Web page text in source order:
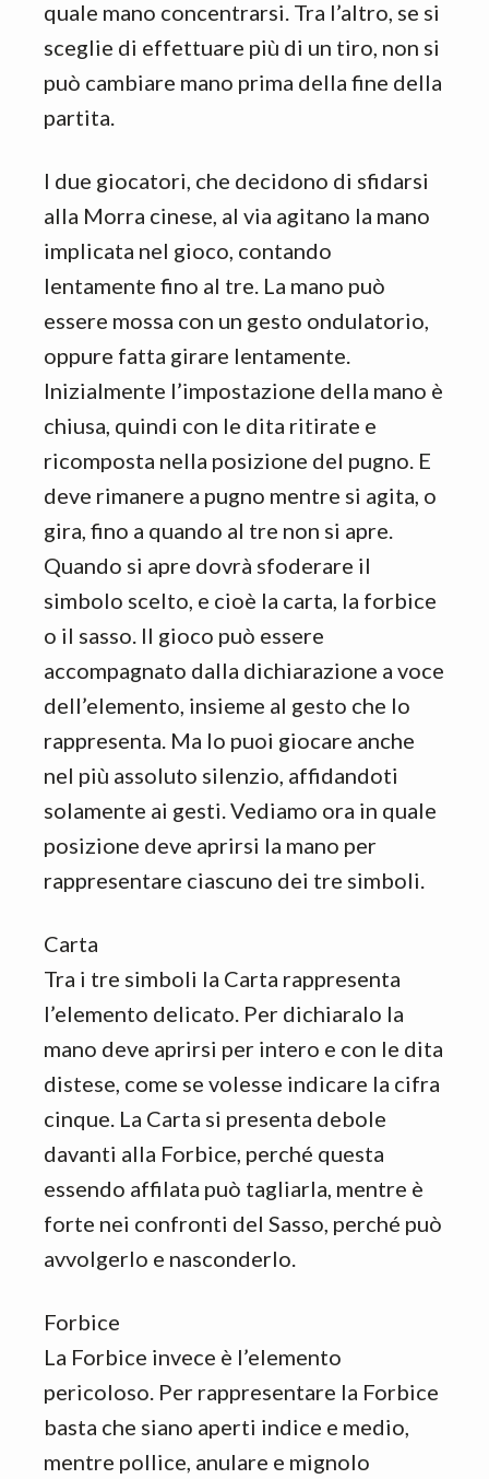
quale mano concentrarsi. Tra l’altro, se si
sceglie di effettuare più di un tiro, non si
può cambiare mano prima della fine della
partita.
I due giocatori, che decidono di sfidarsi
alla Morra cinese, al via agitano la mano
implicata nel gioco, contando
lentamente fino al tre. La mano può
essere mossa con un gesto ondulatorio,
oppure fatta girare lentamente.
Inizialmente l’impostazione della mano è
chiusa, quindi con le dita ritirate e
ricomposta nella posizione del pugno. E
deve rimanere a pugno mentre si agita, o
gira, fino a quando al tre non si apre.
Quando si apre dovrà sfoderare il
simbolo scelto, e cioè la carta, la forbice
o il sasso. Il gioco può essere
accompagnato dalla dichiarazione a voce
dell’elemento, insieme al gesto che lo
rappresenta. Ma lo puoi giocare anche
nel più assoluto silenzio, affidandoti
solamente ai gesti. Vediamo ora in quale
posizione deve aprirsi la mano per
rappresentare ciascuno dei tre simboli.
Carta
Tra i tre simboli la Carta rappresenta
l’elemento delicato. Per dichiaralo la
mano deve aprirsi per intero e con le dita
distese, come se volesse indicare la cifra
cinque. La Carta si presenta debole
davanti alla Forbice, perché questa
essendo affilata può tagliarla, mentre è
forte nei confronti del Sasso, perché può
avvolgerlo e nasconderlo.
Forbice
La Forbice invece è l’elemento
pericoloso. Per rappresentare la Forbice
basta che siano aperti indice e medio,
mentre pollice, anulare e mignolo